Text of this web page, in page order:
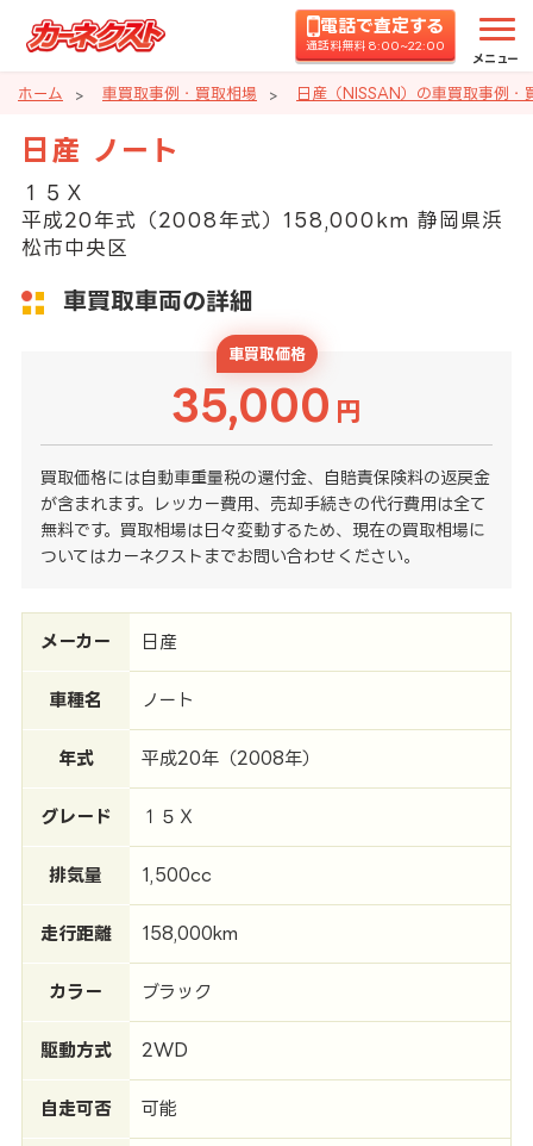
電話で査定する
通話料無料 8:00~22:00
メニュー
ホーム 車買取事例・買取相場 日産（NISSAN）の車買取事例・
日産 ノート
１５Ｘ
平成20年式（2008年式）158,000km 静岡県浜
松市中央区
車買取車両の詳細
車買取価格
35,000 円
買取価格には自動車重量税の還付金、自賠責保険料の返戻金
が含まれます。レッカー費用、売却手続きの代行費用は全て
無料です。買取相場は日々変動するため、現在の買取相場に
ついてはカーネクストまでお問い合わせください。
メーカー 日産
車種名 ノート
年式 平成20年（2008年）
グレード １５Ｘ
排気量 1,500cc
走行距離 158,000km
カラー ブラック
駆動方式 2WD
自走可否 可能